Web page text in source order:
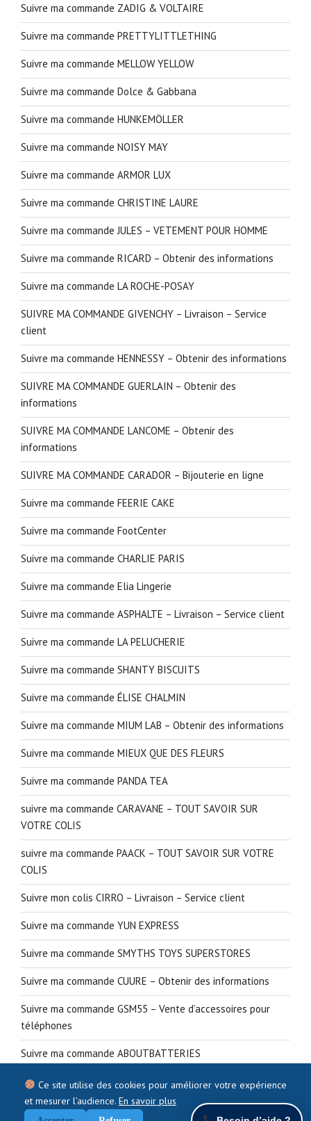
Suivre ma commande ZADIG & VOLTAIRE
Suivre ma commande PRETTYLITTLETHING
Suivre ma commande MELLOW YELLOW
Suivre ma commande Dolce & Gabbana
Suivre ma commande HUNKEMÖLLER
Suivre ma commande NOISY MAY
Suivre ma commande ARMOR LUX
Suivre ma commande CHRISTINE LAURE
Suivre ma commande JULES – VETEMENT POUR HOMME
Suivre ma commande RICARD – Obtenir des informations
Suivre ma commande LA ROCHE-POSAY
SUIVRE MA COMMANDE GIVENCHY – Livraison – Service
client
Suivre ma commande HENNESSY – Obtenir des informations
SUIVRE MA COMMANDE GUERLAIN – Obtenir des
informations
SUIVRE MA COMMANDE LANCOME – Obtenir des
informations
SUIVRE MA COMMANDE CARADOR – Bijouterie en ligne
Suivre ma commande FEERIE CAKE
Suivre ma commande FootCenter
Suivre ma commande CHARLIE PARIS
Suivre ma commande Elia Lingerie
Suivre ma commande ASPHALTE – Livraison – Service client
Suivre ma commande LA PELUCHERIE
Suivre ma commande SHANTY BISCUITS
Suivre ma commande ÉLISE CHALMIN
Suivre ma commande MIUM LAB – Obtenir des informations
Suivre ma commande MIEUX QUE DES FLEURS
Suivre ma commande PANDA TEA
suivre ma commande CARAVANE – TOUT SAVOIR SUR
VOTRE COLIS
suivre ma commande PAACK – TOUT SAVOIR SUR VOTRE
COLIS
Suivre mon colis CIRRO – Livraison – Service client
Suivre ma commande YUN EXPRESS
Suivre ma commande SMYTHS TOYS SUPERSTORES
Suivre ma commande CUURE – Obtenir des informations
Suivre ma commande GSM55 – Vente d’accessoires pour
téléphones
Suivre ma commande ABOUTBATTERIES
Ce site utilise des cookies pour améliorer votre expérience
et mesurer l’audience. En savoir plus